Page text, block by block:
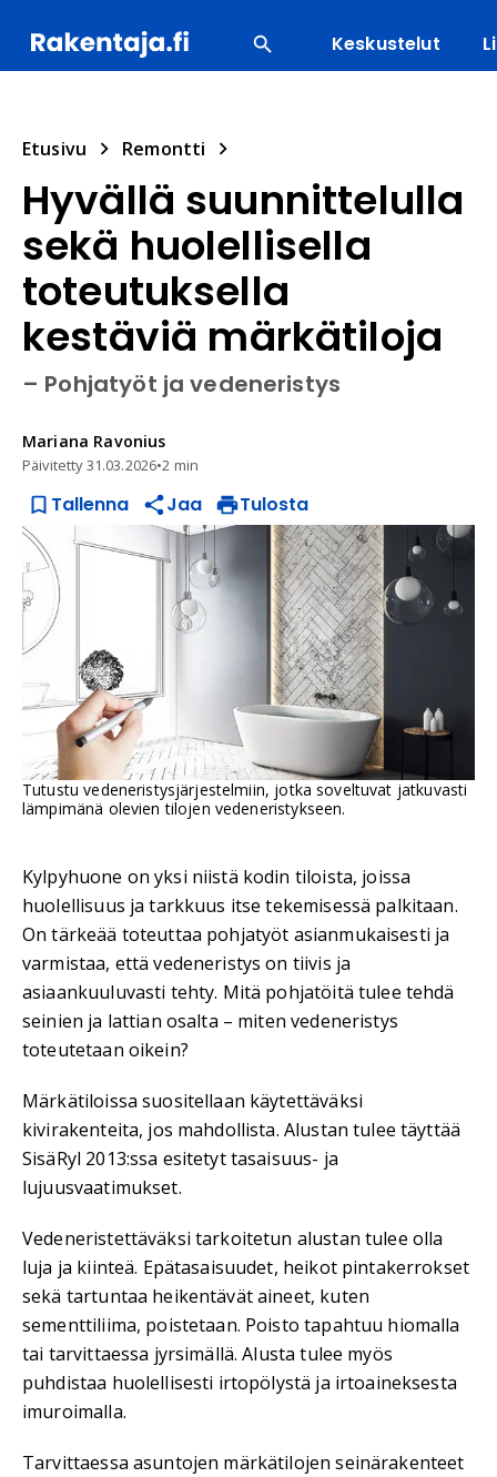
Keskustelut
Etusivu Remontti
Hyvällä suunnittelulla
sekä huolellisella
toteutuksella
kestäviä märkätiloja
– Pohjatyöt ja vedeneristys
Mariana Ravonius
Päivitetty31.03.2026•2 min
Tallenna Jaa Tulosta
Tutustu vedeneristysjärjestelmiin, jotka soveltuvat jatkuvasti
lämpimänä olevien tilojen vedeneristykseen.
Kylpyhuone on yksi niistä kodin tiloista, joissa
huolellisuus ja tarkkuus itse tekemisessä palkitaan.
On tärkeää toteuttaa pohjatyöt asianmukaisesti ja
varmistaa, että vedeneristys on tiivis ja
asiaankuuluvasti tehty. Mitä pohjatöitä tulee tehdä
seinien ja lattian osalta – miten vedeneristys
toteutetaan oikein?
Märkätiloissa suositellaan käytettäväksi
kivirakenteita, jos mahdollista. Alustan tulee täyttää
SisäRyl 2013:ssa esitetyt tasaisuus- ja
lujuusvaatimukset.
Vedeneristettäväksi tarkoitetun alustan tulee olla
luja ja kiinteä. Epätasaisuudet, heikot pintakerrokset
sekä tartuntaa heikentävät aineet, kuten
sementtiliima, poistetaan. Poisto tapahtuu hiomalla
tai tarvittaessa jyrsimällä. Alusta tulee myös
puhdistaa huolellisesti irtopölystä ja irtoaineksesta
imuroimalla.
Tarvittaessa asuntojen märkätilojen seinärakenteet